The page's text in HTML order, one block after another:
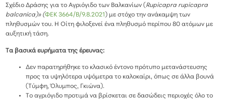
Σχέδιο Δράσης για το Αγριόγιδο των Βαλκανίων ( Rupicapra rupicapra
balcanica)» (ΦΕΚ 3664/Β/9.8.2021 ) με στόχο την ανάκαμψη των
πληθυσμών του. Η Οίτη φιλοξενεί ένα πληθυσμό περίπου 80 ατόμων με
αυξητική τάση.
Τα βασικά ευρήματα της έρευνας:
Δεν παρατηρήθηκε το κλασικό έντονο πρότυπο μετανάστευσης
προς τα υψηλότερα υψόμετρα το καλοκαίρι, όπως σε άλλα βουνά
(Τύμφη, Όλυμπος, Γκιώνα).
Το αγριόγιδο προτιμά να βρίσκεται σε δασώδεις περιοχές όλο το